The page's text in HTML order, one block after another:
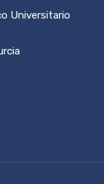
Universitario